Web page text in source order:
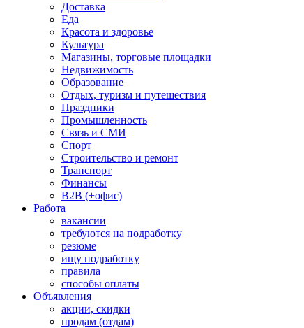
Доставка
Еда
Красота и здоровье
Культура
Магазины, торговые площадки
Недвижимость
Образование
Отдых, туризм и путешествия
Праздники
Промышленность
Связь и СМИ
Спорт
Строительство и ремонт
Транспорт
Финансы
B2B (+офис)
Работа
вакансии
требуются на подработку
резюме
ищу подработку
правила
способы оплаты
Объявления
акции, скидки
продам (отдам)